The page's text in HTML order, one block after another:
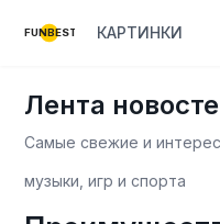
FUNBEST КАРТИНКИ
Лента
Самые свежие и
музыки, игр и спорта